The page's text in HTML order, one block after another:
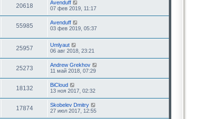
20618
Avenduff
07 фев 2019, 11:17
55985
Avenduff
03 фев 2019, 05:37
25957
Umlyaut
06 авг 2018, 23:21
25273
Andrew Grekhov
11 май 2018, 07:29
18132
BiCloud
13 ноя 2017, 02:32
17874
Skobelev Dmitry
27 июл 2017, 12:55